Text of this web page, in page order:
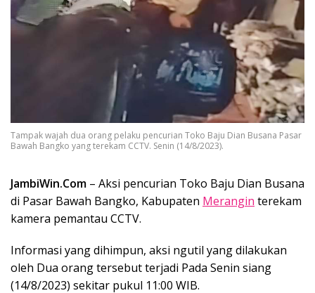
Tampak wajah dua orang pelaku pencurian Toko Baju Dian Busana Pasar
Bawah Bangko yang terekam CCTV. Senin (14/8/2023).
JambiWin.Com – Aksi pencurian Toko Baju Dian Busana
di Pasar Bawah Bangko, Kabupaten Merangin terekam
kamera pemantau CCTV.
Informasi yang dihimpun, aksi ngutil yang dilakukan
oleh Dua orang tersebut terjadi Pada Senin siang
(14/8/2023) sekitar pukul 11:00 WIB.